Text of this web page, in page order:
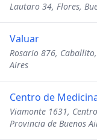
Lautaro 34, Flores,
Valuar
Rosario 876,
Aires
Centro de
Viamonte 1631,
Provincia de Buenos